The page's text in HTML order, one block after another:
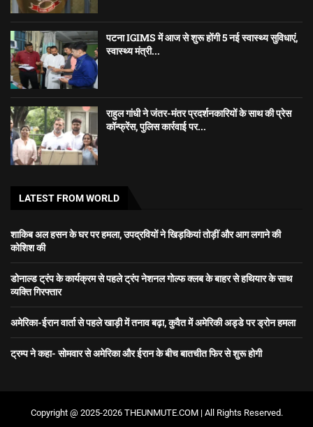
पटना IGIMS में आज से शुरू होंगी 5 नई स्वास्थ्य सुविधाएं,
स्वास्थ्य मंत्री...
राहुल गांधी ने जंतर-मंतर प्रदर्शनकारियों के साथ की प्रेस
कॉन्फ्रेंस, पुलिस कार्रवाई पर...
LATEST FROM WORLD
शाकिब अल हसन के घर पर हमला, उपद्रवियों ने खिड़कियां तोड़ीं और आग लगाने की
कोशिश की
डोनाल्ड ट्रंप के कार्यक्रम से पहले ट्रंप नेशनल गोल्फ क्लब के बाहर से हथियार के साथ
व्यक्ति गिरफ्तार
अमेरिका-ईरान वार्ता से पहले खाड़ी में तनाव बढ़ा, कुवैत में अमेरिकी अड्डे पर ड्रोन हमला
ट्रम्प ने कहा- सोमवार से अमेरिका और ईरान के बीच बातचीत फिर से शुरू होगी
Copyright @ 2025-2026 THEUNMUTE.COM | All Rights Reserved.